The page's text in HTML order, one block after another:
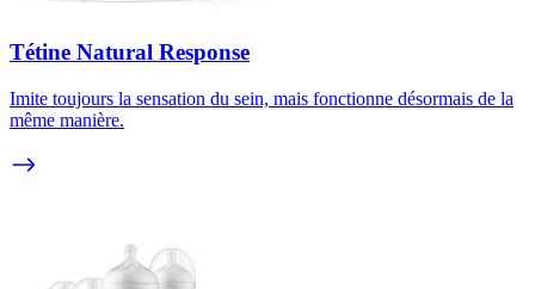
Tétine Natural Response
Imite toujours la sensation du sein, mais fonctionne désormais de la
même manière.